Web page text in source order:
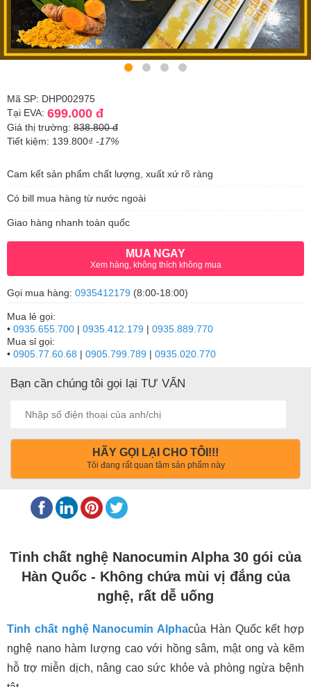
Mã SP: DHP002975
Tại EVA: 699.000 đ
Giá thị trường: 838.800 đ
Tiết kiệm: 139.800₫ -17%
Cam kết sản phẩm chất lượng, xuất xứ rõ ràng
Có bill mua hàng từ nước ngoài
Giao hàng nhanh toàn quốc
MUA NGAY
Xem hàng, không thích không mua
Gọi mua hàng: 0935412179 (8:00-18:00)
Mua lẻ gọi:
• 0935.655.700 | 0935.412.179 | 0935.889.770
Mua sỉ gọi:
• 0905.77.60.68 | 0905.799.789 | 0935.020.770
Bạn cần chúng tôi gọi lại TƯ VẤN
HÃY GỌI LẠI CHO TÔI!!!
Tôi đang rất quan tâm sản phẩm này
Tinh chất nghệ Nanocumin Alpha 30 gói của
Hàn Quốc - Không chứa mùi vị đắng của
nghệ, rất dễ uống
Tinh chất nghệ Nanocumin Alphacủa Hàn Quốc kết hợp
nghệ nano hàm lượng cao với hồng sâm, mật ong và kẽm
hỗ trợ miễn dịch, nâng cao sức khỏe và phòng ngừa bệnh